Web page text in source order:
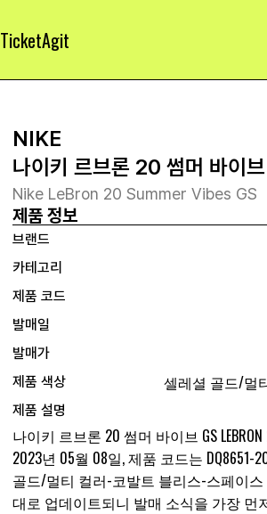
TicketAgit
NIKE
나이키 르브론 20 썸머 바이
Nike LeBron 20 Summer Vibes GS
제품 정보
브랜드
카테고리
제품 코드
발매일
발매가
제품 색상 셀레셜 골드/멀
제품 설명
나이키 르브론 20 썸머 바이브 GS
2023년 05월 08일, 제품 코드는 DQ8651-
골드/멀티 컬러-코발트 블리스-스페이
대로 업데이트되니 발매 소식을 가장 먼